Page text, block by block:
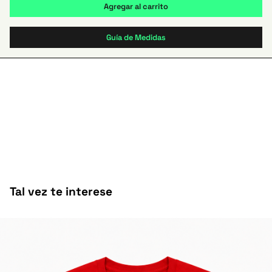
Guía de Medidas
Tal vez te interese